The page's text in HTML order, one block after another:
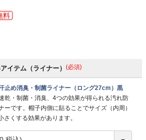
イテム（ライナー） (必須)
止め消臭・制菌ライナー（ロング27cm）黒
乾・制菌・消臭、4つの効果が得られる汚れ防
ーです。帽子内側に貼ることでサイズ（内周）
さくする効果があります。